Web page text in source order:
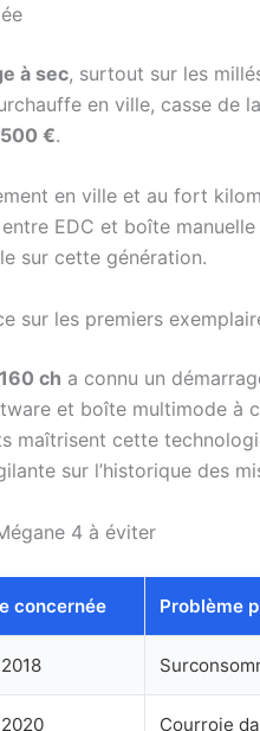
à sec, surtout sur les
en ville, casse de
€.
en ville et au fort
EDC et boîte
sur cette génération.
sur les premiers
ch a connu un
et boîte multimode à
maîtrisent cette
sur l’historique des
4 à éviter
concernée Problème
Courroie